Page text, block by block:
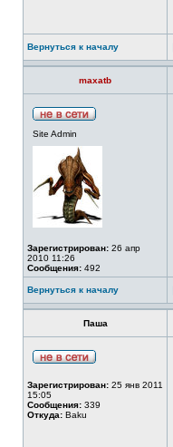
Вернуться к началу
maxatb
Site Admin
Зарегистрирован: 26 апр
2010 11:26
Сообщения: 492
Вернуться к началу
Паша
Зарегистрирован: 25 янв 2011
15:05
Сообщения: 339
Откуда: Baku